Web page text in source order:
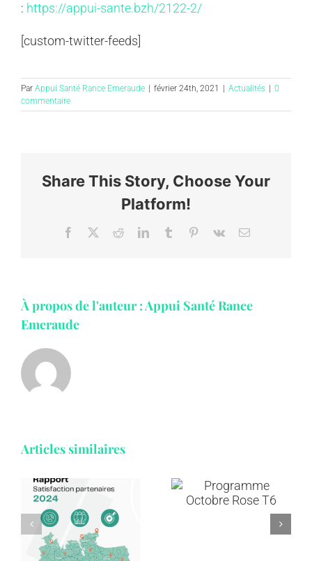
: https://appui-sante.bzh/2122-2/
[custom-twitter-feeds]
Par Appui Santé Rance Emeraude février 24th, 2021 Actualités
0
commentaire
Share This Story, Choose Your
Platform!
Facebook RedditLinkedInTumblr Pinterest
Vk Email
À propos de l'auteur :Appui Santé Rance
Emeraude
Articles similaires
Programme
Octobre
Rose T6
Annuaire et
ressources